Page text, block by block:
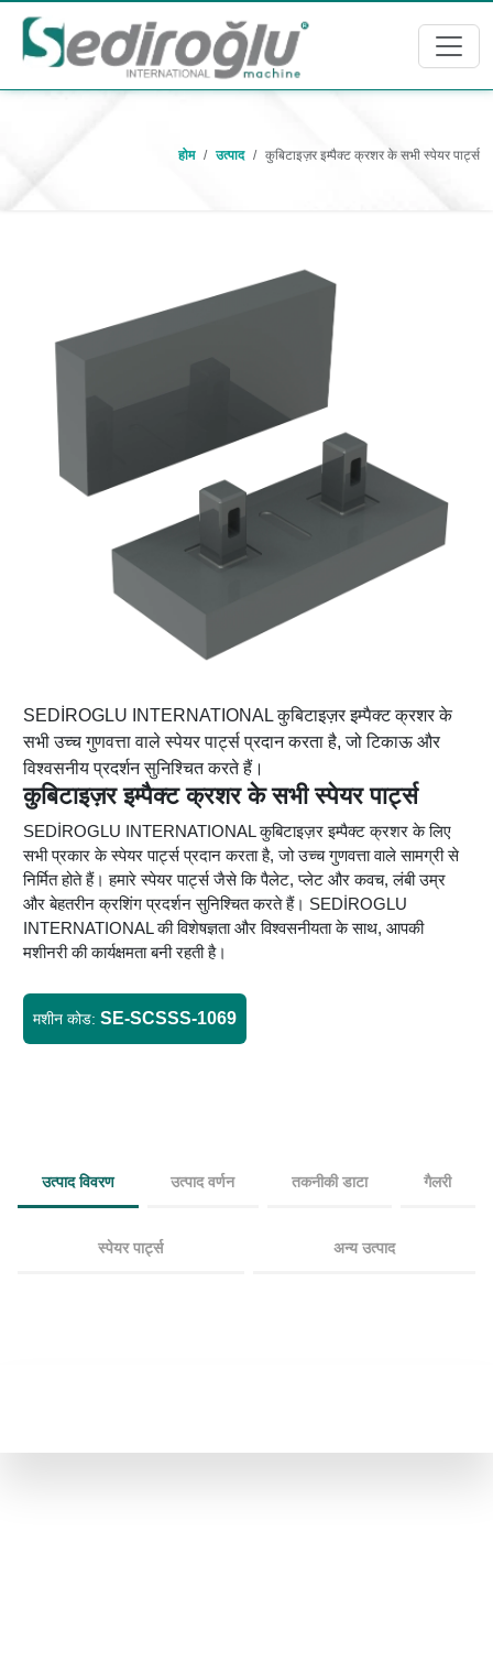
होम उत्पाद कुबिटाइज़र इम्पैक्ट क्रशर के सभी स्पेयर पार्ट्स
SEDİROGLU INTERNATIONAL कुबिटाइज़र इम्पैक्ट क्रशर के
सभी उच्च गुणवत्ता वाले स्पेयर पार्ट्स प्रदान करता है, जो टिकाऊ और
विश्वसनीय प्रदर्शन सुनिश्चित करते हैं।
कुबिटाइज़र इम्पैक्ट क्रशर के सभी स्पेयर पार्ट्स
SEDİROGLU INTERNATIONAL कुबिटाइज़र इम्पैक्ट क्रशर के लिए
सभी प्रकार के स्पेयर पार्ट्स प्रदान करता है, जो उच्च गुणवत्ता वाले सामग्री से
निर्मित होते हैं। हमारे स्पेयर पार्ट्स जैसे कि पैलेट, प्लेट और कवच, लंबी उम्र
और बेहतरीन क्रशिंग प्रदर्शन सुनिश्चित करते हैं। SEDİROGLU
INTERNATIONAL की विशेषज्ञता और विश्वसनीयता के साथ, आपकी
मशीनरी की कार्यक्षमता बनी रहती है।
मशीन कोड: SE-SCSSS-1069
उत्पाद विवरण उत्पाद वर्णन तकनीकी डाटा गैलरी
स्पेयर पार्ट्स अन्य उत्पाद